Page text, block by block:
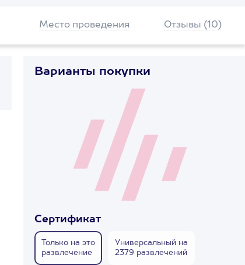
Место проведения Отзывы (10)
Варианты покупки
Сертификат
Только на это
развлечение
Универсальный на
2379 развлечений